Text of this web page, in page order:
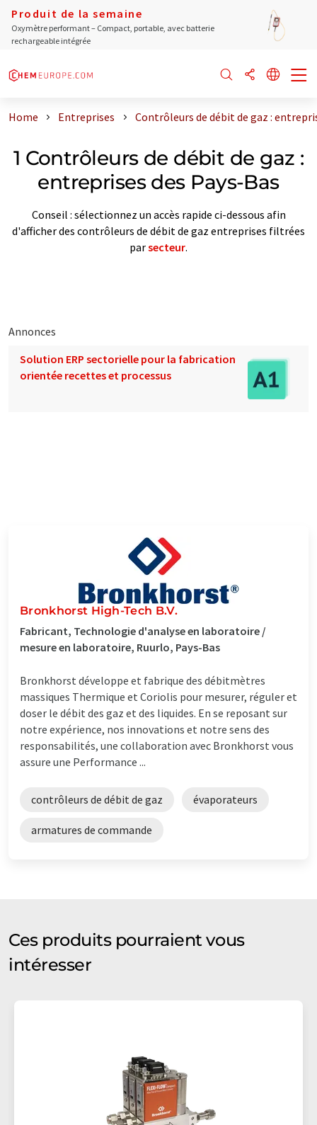
Produit de la semaine
Oxymètre performant – Compact, portable, avec batterie
rechargeable intégrée
Home Entreprises Contrôleurs de débit de gaz :
1 Contrôleurs de débit de gaz :
entreprises des Pays-Bas
Conseil : sélectionnez un accès rapide ci-dessous afin
d'afficher des contrôleurs de débit de gaz entreprises filtrées
parsecteur.
Annonces
Solution ERP sectorielle pour la fabrication
orientée recettes et processus
Bronkhorst High-Tech B.V.
Fabricant, Technologie d'analyse en laboratoire /
mesure en laboratoire, Ruurlo, Pays-Bas
Bronkhorst développe et fabrique des débitmètres
massiques Thermique et Coriolis pour mesurer, réguler et
doser le débit des gaz et des liquides. En se reposant sur
notre expérience, nos innovations et notre sens des
responsabilités, une collaboration avec Bronkhorst vous
assure une Performance ...
contrôleurs de débit de gaz évaporateurs
armatures de commande
Ces produits pourraient vous
intéresser